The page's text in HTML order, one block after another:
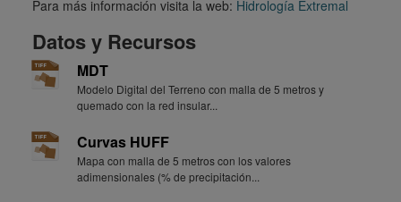
Para más información visita la web: Hidrología Extremal
Datos y Recursos
MDT
Modelo Digital del Terreno con malla de 5 metros y
quemado con la red insular...
Curvas HUFF
Mapa con malla de 5 metros con los valores
adimensionales (% de precipitación...